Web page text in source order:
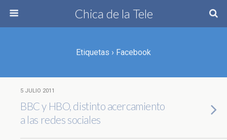
Chica de la Tele
Etiquetas › Facebook
5 JULIO 2011
BBC y HBO, distinto acercamiento
a las redes sociales